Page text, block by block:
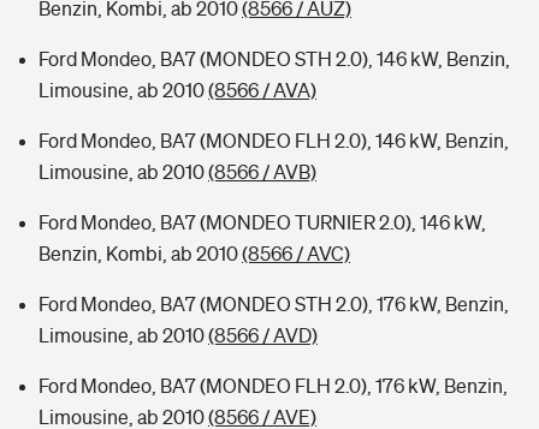
Benzin, Kombi, ab 2010(8566 / AUZ)
Ford Mondeo, BA7 (MONDEO STH 2.0), 146 kW, Benzin,
Limousine, ab 2010(8566 / AVA)
Ford Mondeo, BA7 (MONDEO FLH 2.0), 146 kW, Benzin,
Limousine, ab 2010(8566 / AVB)
Ford Mondeo, BA7 (MONDEO TURNIER 2.0), 146 kW,
Benzin, Kombi, ab 2010(8566 / AVC)
Ford Mondeo, BA7 (MONDEO STH 2.0), 176 kW, Benzin,
Limousine, ab 2010(8566 / AVD)
Ford Mondeo, BA7 (MONDEO FLH 2.0), 176 kW, Benzin,
Limousine, ab 2010(8566 / AVE)